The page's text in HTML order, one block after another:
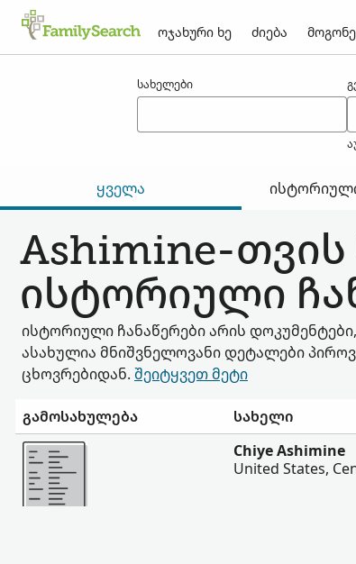
ოჯახური ხე ძიება
სახელები
ყველა
Ashimine-თვის
ისტორიული
ისტორიული ჩანაწერები არის
ასახულია მნიშვნელოვანი დეტალები
ცხოვრებიდან. შეიტყვეთ მეტი
გამოსახულება სახელი
შევიტყოთ მეტი
Chiye Ashimine
United States,